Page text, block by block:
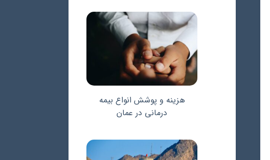
هزینه و پوشش انواع بیمه
درمانی در عمان